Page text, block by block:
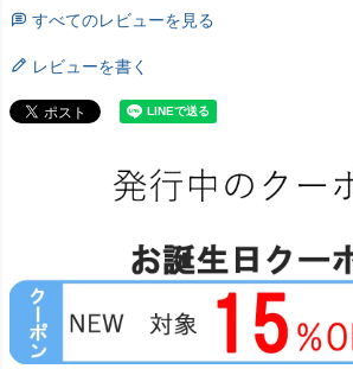
すべてのレビューを見る
レビューを書く